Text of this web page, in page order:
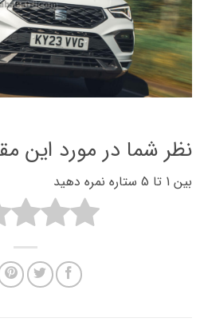
نظر شما در مورد این
بین 1 تا 5 ستاره نمره دهید